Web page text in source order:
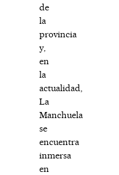
de
la
provincia
y,
en
la
actualidad,
La
Manchuela
se
encuentra
inmersa
en